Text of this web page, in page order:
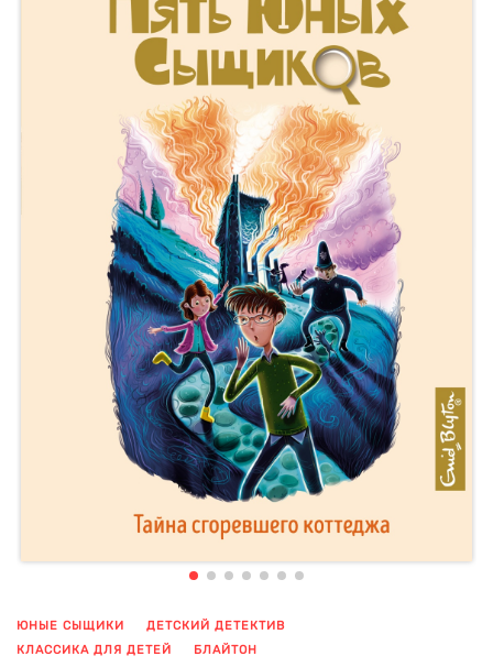
ЮНЫЕ СЫЩИКИ
ДЕТСКИЙ ДЕТЕКТИВ
КЛАССИКА ДЛЯ ДЕТЕЙ
БЛАЙТОН